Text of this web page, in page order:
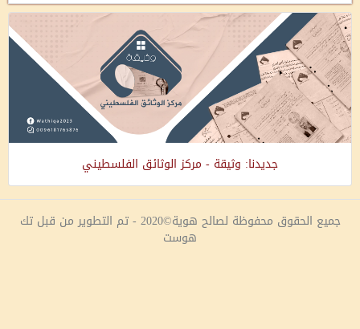
جديدنا: وثيقة - مركز الوثائق الفلسطيني
جميع الحقوق محفوظة لصالح هوية©2020 - تم التطوير من قبل تك
هوست